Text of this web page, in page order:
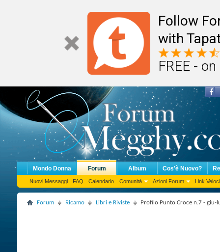
Follow
with
FREE -
Mondo Donna Forum
Nuovi Messaggi FAQ Calendario Comunità Azioni Forum Link Veloci
Album Cos'è Nuovo?
Forum Ricamo Libri e Riviste Profilo Punto Croce n.7 - giu-